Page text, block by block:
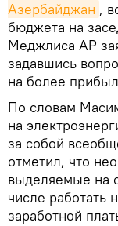
Азербайджан ,
бюджета на
Меджлиса АР
задавшись
на более
По словам
на
за собой
отметил, что
выделяемые на
числе работать
заработной